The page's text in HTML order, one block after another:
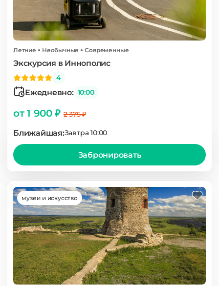
Летние Необычные Современные
Экскурсия в Иннополис
4
Ежедневно: 10:00
от 1 900 ₽2 375 ₽
Ближайшая:Завтра 10:00
Забронировать
музеи и искусство